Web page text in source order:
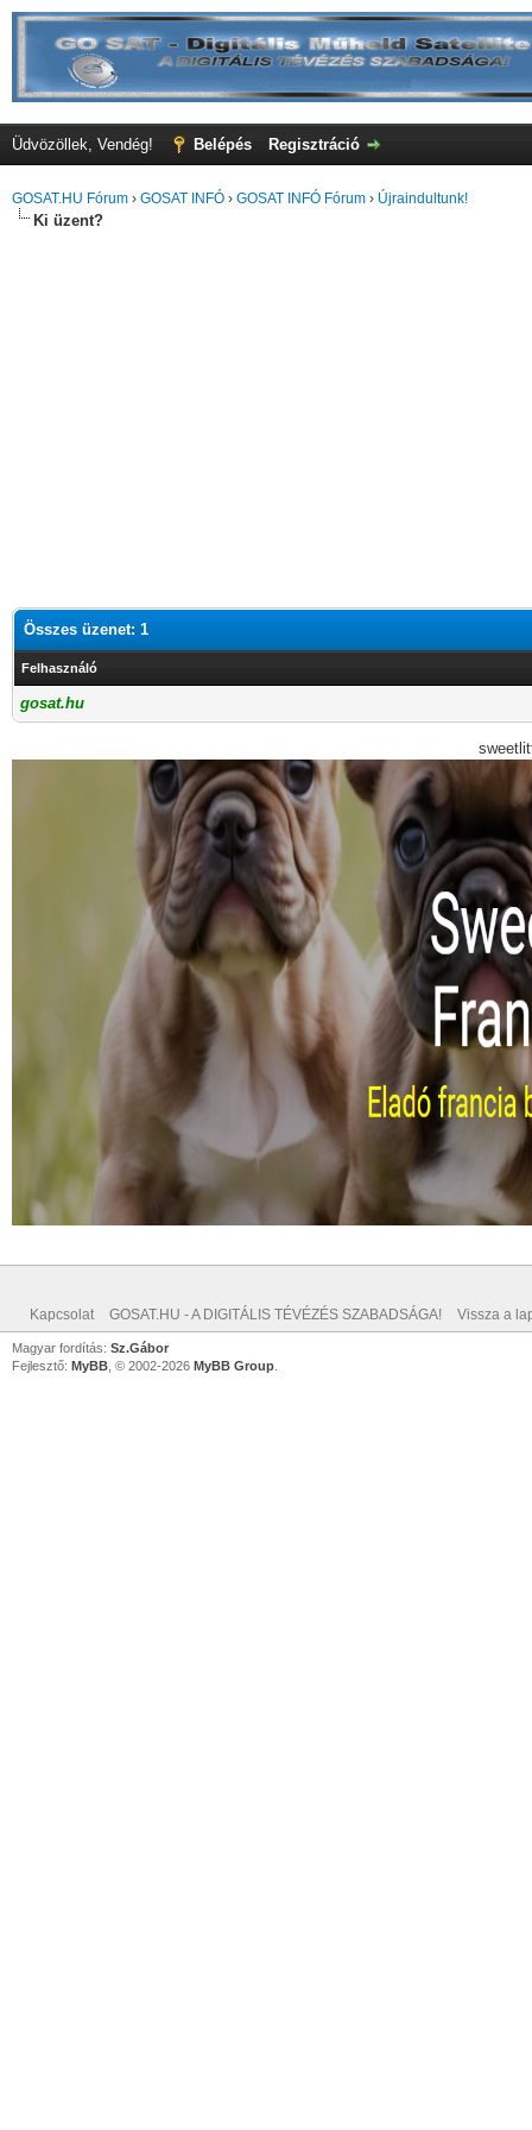
Üdvözöllek, Vendég! Belépés Regisztráció
GOSAT.HU Fórum › GOSAT INFÓ › GOSAT INFÓ Fórum › Újraindultunk!
Ki üzent?
Összes üzenet: 1
Felhasználó
gosat.hu
Kapcsolat GOSAT.HU - A DIGITÁLIS TÉVÉZÉS SZABADSÁGA! Vissza a
Magyar fordítás: Sz.Gábor
Fejlesztő: MyBB , © 2002-2026 MyBB Group